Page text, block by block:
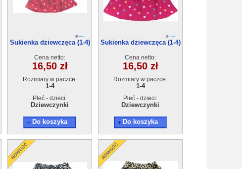
Sukienka dziewczęca (1-4)
Cena netto:
16,50 zł
Rozmiary w paczce:
1-4
Płeć - dzieci:
Dziewczynki
Do koszyka
Sukienka dziewczęca (1-4)
Cena netto:
16,50 zł
Rozmiary w paczce:
1-4
Płeć - dzieci:
Dziewczynki
Do koszyka